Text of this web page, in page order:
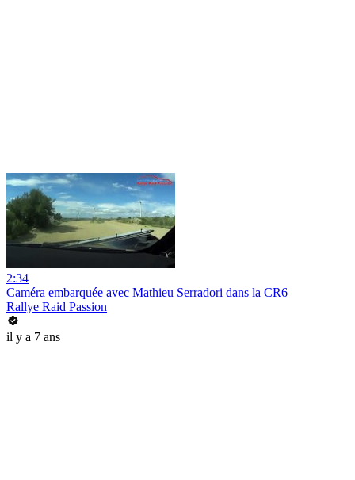
2:34
Caméra embarquée avec Mathieu Serradori dans la CR6
Rallye Raid Passion
il y a 7 ans